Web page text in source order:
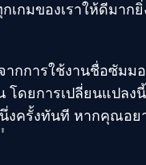
กมของเราให้ดีมาก
ากการใช้งานชื่อซัม
ดยการเปลี่ยนแปลง
ครั้งทันที หากคุณอย